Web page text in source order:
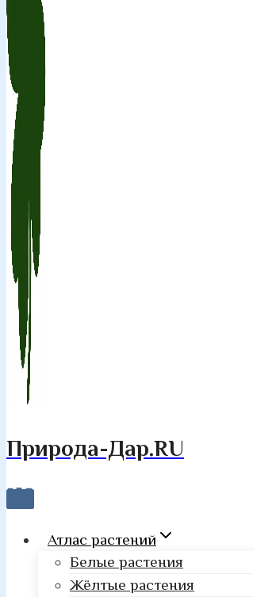
Природа-Дар.RU
Атлас растений
Белые растения
Жёлтые растения